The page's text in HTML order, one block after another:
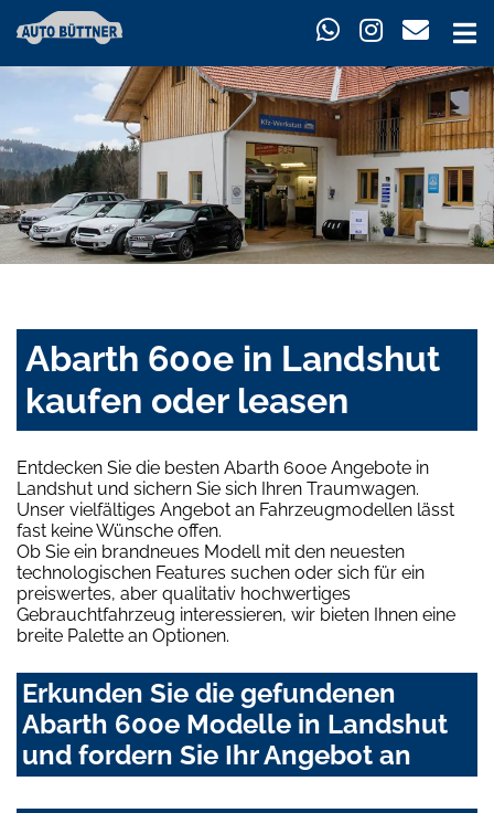
Abarth 600e in Landshut
kaufen oder leasen
Entdecken Sie die besten Abarth 600e Angebote in
Landshut und sichern Sie sich Ihren Traumwagen.
Unser vielfältiges Angebot an Fahrzeugmodellen lässt
fast keine Wünsche offen.
Ob Sie ein brandneues Modell mit den neuesten
technologischen Features suchen oder sich für ein
preiswertes, aber qualitativ hochwertiges
Gebrauchtfahrzeug interessieren, wir bieten Ihnen eine
breite Palette an Optionen.
Erkunden Sie die gefundenen
Abarth 600e Modelle in Landshut
und fordern Sie Ihr Angebot an